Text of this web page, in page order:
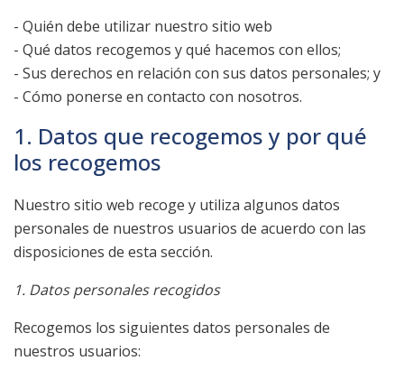
- Quién debe utilizar nuestro sitio web
- Qué datos recogemos y qué hacemos con ellos;
- Sus derechos en relación con sus datos personales; y
- Cómo ponerse en contacto con nosotros.
1. Datos que recogemos y por qué
los recogemos
Nuestro sitio web recoge y utiliza algunos datos
personales de nuestros usuarios de acuerdo con las
disposiciones de esta sección.
1. Datos personales recogidos
Recogemos los siguientes datos personales de
nuestros usuarios: